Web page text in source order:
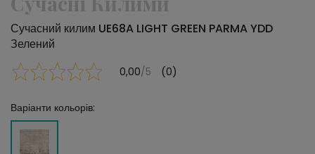
Сучасний килим UE68A LIGHT GREEN PARMA YDD
Зелений
0,00/5 (0)
Варіанти кольорів: